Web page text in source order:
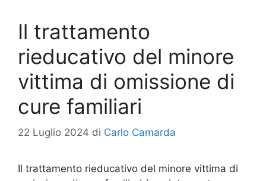
Il trattamento
rieducativo del minore
vittima di omissione di
cure familiari
22 Luglio 2024 di Carlo Camarda
Il trattamento rieducativo del minore vittima di